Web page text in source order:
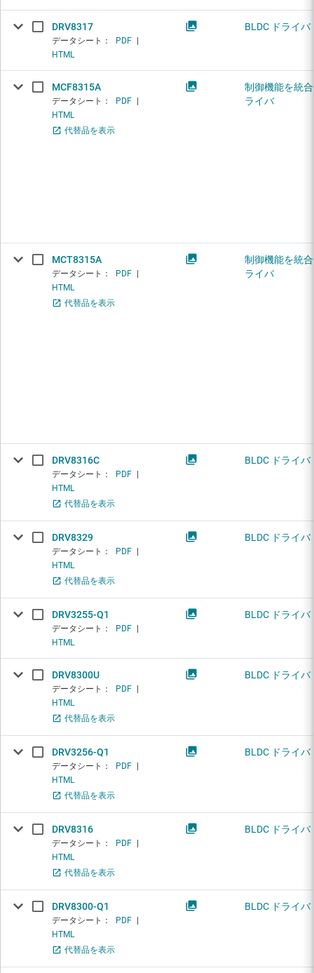
DRV8317
データシート： PDF
HTML
BLDC ドライバ
MCF8315A
データシート： PDF
HTML
代替品を表示
制御機能を統
ライバ
MCT8315A
データシート： PDF
HTML
代替品を表示
制御機能を統
ライバ
DRV8316C
データシート： PDF
HTML
代替品を表示
BLDC ドライバ
DRV8329
データシート： PDF
HTML
代替品を表示
BLDC ドライバ
DRV3255-Q1
データシート： PDF
HTML
BLDC ドライバ
DRV8300U
データシート： PDF
HTML
代替品を表示
BLDC ドライバ
DRV3256-Q1
データシート： PDF
HTML
代替品を表示
BLDC ドライバ
DRV8316
データシート： PDF
HTML
代替品を表示
BLDC ドライバ
DRV8300-Q1
データシート： PDF
HTML
代替品を表示
BLDC ドライバ